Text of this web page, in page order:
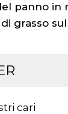
panno in
grasso
cari